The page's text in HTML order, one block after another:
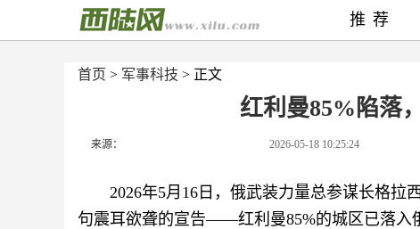
首页 > 军事科技 > 正文
红利曼85%陷落
来源： 2026-05-18 10:25:24
2026年5月16日，俄武装力量总参谋长格
句震耳欲聋的宣告——红利曼85%的城区已落入
推荐